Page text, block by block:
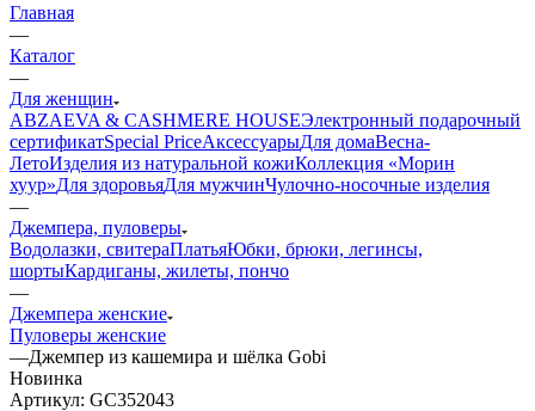
Главная
—
Каталог
—
Для женщин
ABZAEVA & CASHMERE HOUSEЭлектронный подарочный
сертификатSpecial PriceАксессуарыДля домаВесна-
ЛетоИзделия из натуральной кожиКоллекция «Морин
хуур»Для здоровьяДля мужчинЧулочно-носочные изделия
—
Джемпера, пуловеры
Водолазки, свитераПлатьяЮбки, брюки, легинсы,
шортыКардиганы, жилеты, пончо
—
Джемпера женские
Пуловеры женские
—Джемпер из кашемира и шёлка Gobi
Новинка
Артикул: GC352043